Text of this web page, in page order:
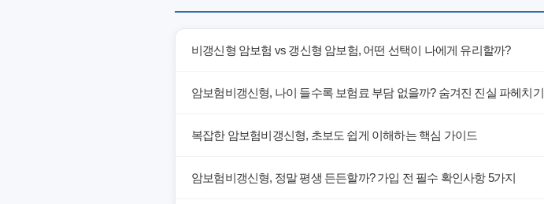
비갱신형 암보험 vs 갱신형 암보험, 어떤 선택이 나에게 유리할까?
암보험비갱신형, 나이 들수록 보험료 부담 없을까? 숨겨진 진실 파헤치기
복잡한 암보험비갱신형, 초보도 쉽게 이해하는 핵심 가이드
암보험비갱신형, 정말 평생 든든할까? 가입 전 필수 확인사항 5가지